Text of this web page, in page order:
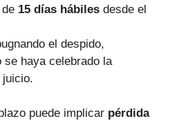
15 días hábiles desde el
el despido,
se haya celebrado la
puede implicar pérdida